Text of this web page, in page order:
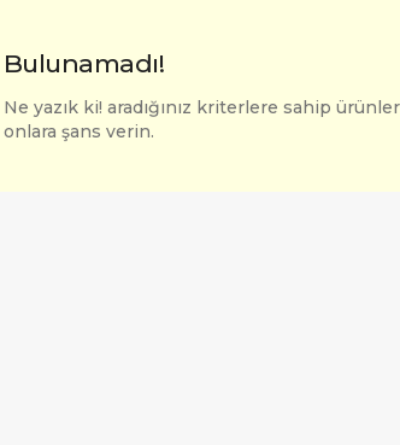
Bulunamadı!
Ne yazık ki! aradığınız kriterlere sahip
onlara şans verin.